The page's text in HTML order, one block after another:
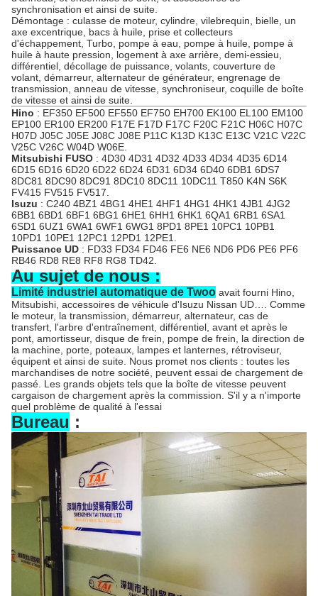
synchronisation et ainsi de suite.
Démontage : culasse de moteur, cylindre, vilebrequin, bielle, un
axe excentrique, bacs à huile, prise et collecteurs
d'échappement, Turbo, pompe à eau, pompe à huile, pompe à
huile à haute pression, logement à axe arrière, demi-essieu,
différentiel, décollage de puissance, volants, couverture de
volant, démarreur, alternateur de générateur, engrenage de
transmission, anneau de vitesse, synchroniseur, coquille de boîte
de vitesse et ainsi de suite.
Hino : EF350 EF500 EF550 EF750 EH700 EK100 EL100 EM100
EP100 ER100 ER200 F17E F17D F17C F20C F21C H06C H07C
H07D J05C J05E J08C J08E P11C K13D K13C E13C V21C V22C
V25C V26C W04D W06E.
Mitsubishi FUSO : 4D30 4D31 4D32 4D33 4D34 4D35 6D14
6D15 6D16 6D20 6D22 6D24 6D31 6D34 6D40 6DB1 6DS7
8DC81 8DC90 8DC91 8DC10 8DC11 10DC11 T850 K4N S6K
FV415 FV515 FV517.
Isuzu : C240 4BZ1 4BG1 4HE1 4HF1 4HG1 4HK1 4JB1 4JG2
6BB1 6BD1 6BF1 6BG1 6HE1 6HH1 6HK1 6QA1 6RB1 6SA1
6SD1 6UZ1 6WA1 6WF1 6WG1 8PD1 8PE1 10PC1 10PB1
10PD1 10PE1 12PC1 12PD1 12PE1.
Puissance UD : FD33 FD34 FD46 FE6 NE6 ND6 PD6 PE6 PF6
RB46 RD8 RE8 RF8 RG8 TD42.
Au sujet de nous :
Limité industriel automatique de Twoo avait fourni Hino,
Mitsubishi, accessoires de véhicule d'Isuzu Nissan UD…. Comme
le moteur, la transmission, démarreur, alternateur, cas de
transfert, l'arbre d'entraînement, différentiel, avant et après le
pont, amortisseur, disque de frein, pompe de frein, la direction de
la machine, porte, poteaux, lampes et lanternes, rétroviseur,
équipent et ainsi de suite. Nous promet nos clients : toutes les
marchandises de notre société, peuvent essai de chargement de
passé. Les grands objets tels que la boîte de vitesse peuvent
cargaison de chargement après la commission. S'il y a n'importe
quel problème de qualité à l'essai
Bureau :